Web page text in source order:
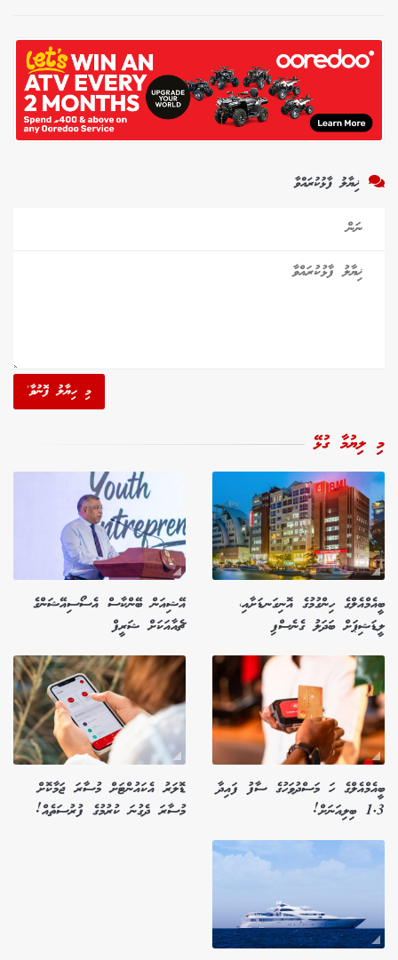
ޚިޔާލު ފާޅުކުރައްވާ
މި ހިޔާލު ފޮނުވާ'
މި ލިޔުމާ ގުޅޭ
ބީއެމްއެލްގެ ހިންގުމުގެ އޮނިގަނޑަށާއި،
ލީޑަޝިޕަށް ބަދަލު ގެނެސްފި
އޭޝިއަން ބޭންކާސް އެސޯސިއޭޝަންގެ
ޗެއާއަކަށް ޝަރީފް
ބީއެމްއެލްގެ ހަ މަސްދުވަހުގެ ސާފު ފައިދާ
1.3 ބިލިއަނަށް!
ޑޮލަރު އެކައުންޓަށް މުސާރަ ޖަމާކޮށް
މުސާރަ ދެގުނަ ކުރުމުގެ ފުރުސަތެއް!